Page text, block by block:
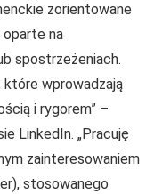
zorientowane
na
spostrzeżeniach.
które wprowadzają
i rygorem” –
LinkedIn. „Pracuję
zainteresowaniem
stosowanego